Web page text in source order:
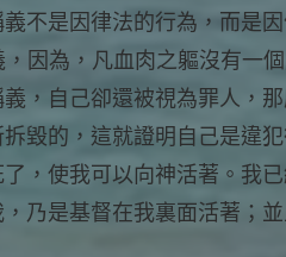
不是因律法的行為，而是
因為，凡血肉之軀沒有一
，自己卻還被視為罪人，
毀的，這就證明自己是違犯
，使我可以向神活著。我
乃是基督在我裏面活著；